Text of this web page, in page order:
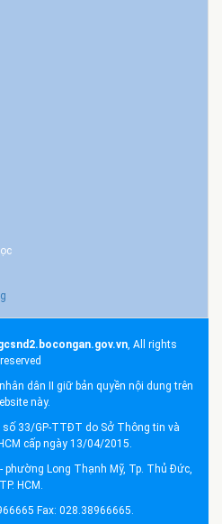
, All rights
reserved
dân II giữ bản quyền nội dung trên
này.
số 33/GP-TTĐT do Sở Thông tin và
cấp ngày 13/04/2015.
phường Long Thạnh Mỹ, Tp. Thủ Đức,
TP. HCM.
Fax: 028.38966665.